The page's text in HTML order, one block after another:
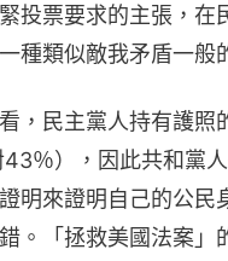
投票要求的主張，在
種類似敵我矛盾一般
，民主黨人持有護照
％），因此共和黨
明來證明自己的公民
。「拯救美國法案」